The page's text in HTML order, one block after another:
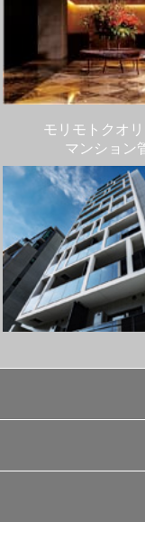
モリモトクオ
マンション